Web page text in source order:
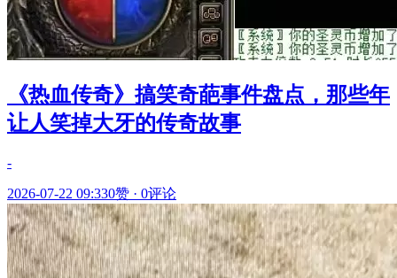
《热血传奇》搞笑奇葩事件盘点，那些年
让人笑掉大牙的传奇故事
-
2026-07-22 09:330赞 · 0评论